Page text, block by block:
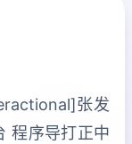
张发
程序导打正中